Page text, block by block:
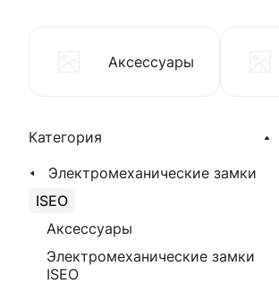
Аксессуары
Категория
Электромеханические замки
ISEO
Аксессуары
Электромеханические замки
ISEO